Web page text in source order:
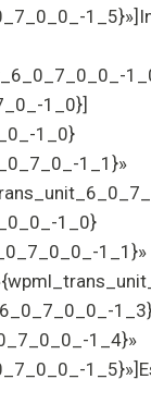
1_0}]
1_0}
1_1}»
1_0}
1_1}»
1_4}»